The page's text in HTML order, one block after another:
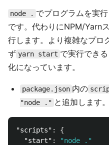
node . でプログラムを実
です。代わりにNPM/Yarn
行します。より複雑なプロ
ず yarn start で実行でき
化になっています。
package.json 内の
"node ." と追加します。
"scripts" :
{
"start" :
"node ."